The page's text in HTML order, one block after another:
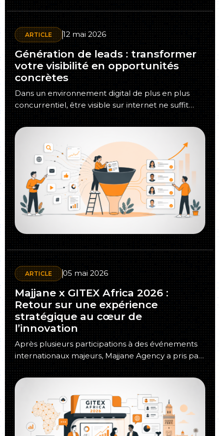
ARTICLE 12 mai 2026
Génération de leads : transformer
votre visibilité en opportunités
concrètes
Dans un environnement digital de plus en plus
concurrentiel, être visible sur internet ne suffit
ARTICLE 05 mai 2026
Majjane x GITEX Africa 2026 :
Retour sur une expérience
stratégique au cœur de
l’innovation
Après plusieurs participations à des événements
internationaux majeurs, Majjane Agency a pris part
à GITEX Africa 2026 à Marrakech, l’un…